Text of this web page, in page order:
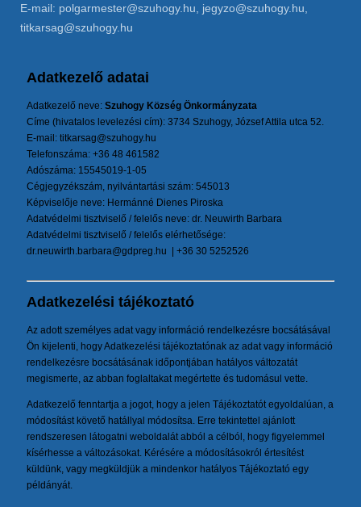
E-mail: polgarmester@szuhogy.hu, jegyzo@szuhogy.hu,
titkarsag@szuhogy.hu